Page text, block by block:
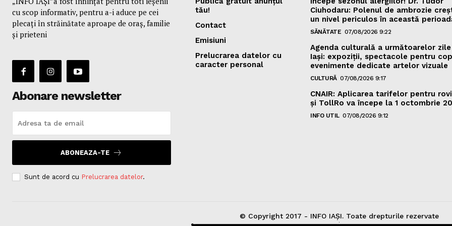
cu scop informativ, pentru a-i aduce pe cei
plecaţi în străinătate aproape de oraş, familie
și prieteni
Abonare newsletter
ABONEAZA-TE
Sunt de acord cu Prelucrarea datelor.
tău!
Contact
Emisiuni
Prelucrarea datelor cu
caracter personal
Ciuhodaru: Polenul de ambrozie
un nivel periculos în această
SĂNĂTATE 07/08/2026 9:22
Agenda culturală a următoarelor zile
Iași: expoziții, spectacole pentru
evenimente dedicate artelor vizuale
CULTURĂ 07/08/2026 9:17
CNAIR: Aplicarea tarifelor pentru
și TollRo va începe la 1 octombrie
INFO UTIL 07/08/2026 9:12
© Copyright 2017 - INFO IAȘI. Toate drepturile rezervate